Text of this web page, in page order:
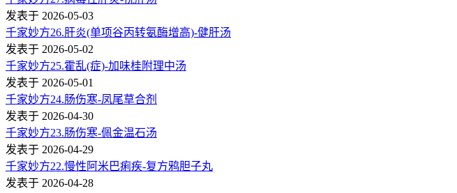
发表于 2026-05-03
千家妙方26.肝炎(单项谷丙转氨酶增高)-健肝汤
发表于 2026-05-02
千家妙方25.霍乱(症)-加味桂附理中汤
发表于 2026-05-01
千家妙方24.肠伤寒-凤尾草合剂
发表于 2026-04-30
千家妙方23.肠伤寒-佩金温石汤
发表于 2026-04-29
千家妙方22.慢性阿米巴痢疾-复方鸦胆子丸
发表于 2026-04-28